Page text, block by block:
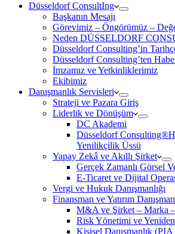
Düsseldorf ConsultIng
Başkanın Mesajı
Görevimiz – Öngörümüz –
Neden DÜSSELDORF
Düsseldorf Consulting’in
Düsseldorf Consulting’ten
İmzamız ve Yetkinliklerimiz
Ekibimiz
Danışmanlık Servisleri
Strateji ve Pazara Giriş
Liderlik ve Dönüşüm
DC Akademi
Düsseldorf
Yenilikçilik Üssü
Yapay Zekâ ve Akıllı Şirket
Gerçek Zamanlı Görsel
E-Ticaret ve Dijital
Vergi ve Hukuk Danışmanlığı
Finansman ve Yatırım
M&A ve Şirket – Marka
Risk Yönetimi ve Yeniden
Kişisel Danışmanlık (PIA